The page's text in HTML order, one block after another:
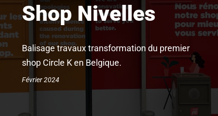
Shop Nivelles
Balisage travaux transformation du premier
shop Circle K en Belgique.
Février 2024